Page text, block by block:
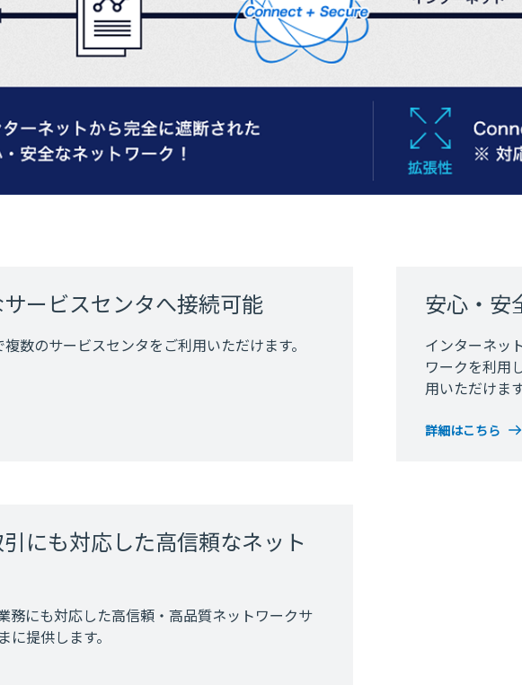
ービスセンタへ接続可能
数のサービスセンタをご利用いただけます。
安心・安
インターネッ
ワークを利用
用いただけます
詳細はこちら
にも対応した高信頼なネット
務にも対応した高信頼・高品質ネットワークサ
に提供します。